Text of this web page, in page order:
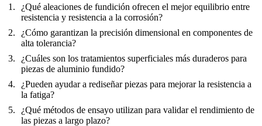
¿Qué aleaciones de fundición ofrecen el mejor equilibrio entre
resistencia y resistencia a la corrosión?
¿Cómo garantizan la precisión dimensional en componentes de
alta tolerancia?
¿Cuáles son los tratamientos superficiales más duraderos para
piezas de aluminio fundido?
¿Pueden ayudar a rediseñar piezas para mejorar la resistencia a
la fatiga?
¿Qué métodos de ensayo utilizan para validar el rendimiento de
las piezas a largo plazo?